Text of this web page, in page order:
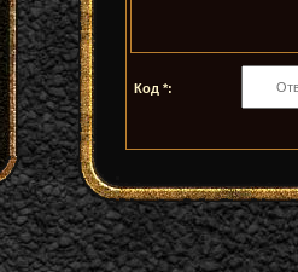
Код *: